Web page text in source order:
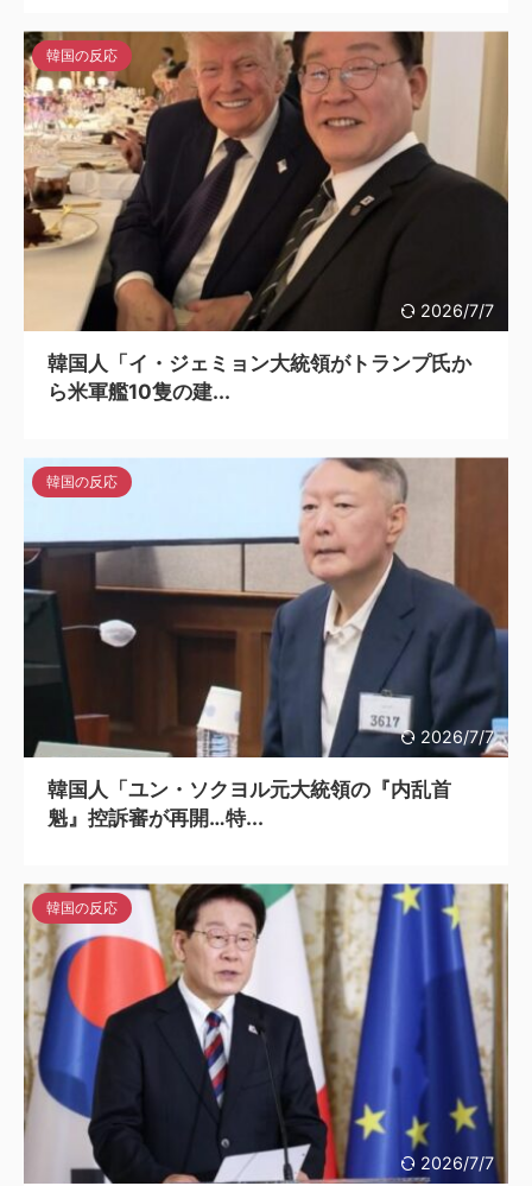
2026/7/7
韓国の反応
韓国人「イ・ジェミョン大統領がトランプ氏か
ら米軍艦10隻の建...
2026/7/7
韓国の反応
韓国人「ユン・ソクヨル元大統領の『内乱首
魁』控訴審が再開…特...
2026/7/7
韓国の反応